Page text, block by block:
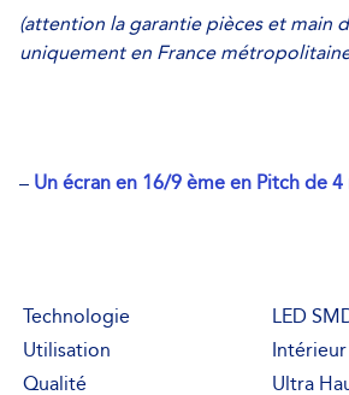
(attention la garantie pièces et main
uniquement en France
– Un écran en 16/9 ème en Pitch de
Technologie
LED
Utilisation
Intérieur
Qualité
Ultra